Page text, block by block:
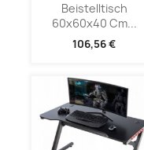
Beistelltisch
60x60x40 Cm...
106,56 €